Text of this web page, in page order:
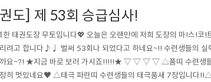
도] 제 53회 승급심사!
태권도장 무토입니다💖 오늘은 오랜만에 저희 도장의 마!스!코!
려고 합니다♪♩ 벌써 53회나 되었다고 하네요~!! 수련생들의 실
까요~?! ★지금 바로 보러 가시죠!!!!!★ ▽ ▽ ▽ ▽ △품띠 수련생
히 멋있네요♥ △태극 파란띠 수련생들의 태극품새 7장입니다